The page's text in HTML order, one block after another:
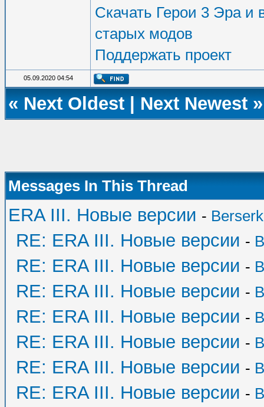
Скачать Герои 3 Эра и
старых модов
Поддержать проект
05.09.2020 04:54
« Next Oldest Next Newest »
Messages In This Thread
ERA III. Новые версии -
RE: ERA III. Новые версии -
RE: ERA III. Новые версии -
RE: ERA III. Новые версии -
RE: ERA III. Новые версии -
RE: ERA III. Новые версии -
RE: ERA III. Новые версии -
RE: ERA III. Новые версии -